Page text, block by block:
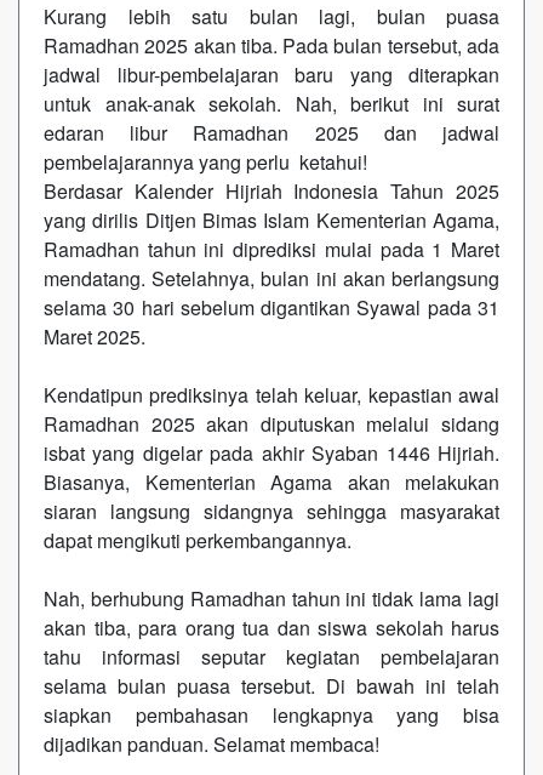
Kurang lebih satu bulan lagi, bulan puasa
Ramadhan 2025 akan tiba. Pada bulan tersebut, ada
jadwal libur-pembelajaran baru yang diterapkan
untuk anak-anak sekolah. Nah, berikut ini surat
edaran libur Ramadhan 2025 dan jadwal
pembelajarannya yang perlu ketahui!
Berdasar Kalender Hijriah Indonesia Tahun 2025
yang dirilis Ditjen Bimas Islam Kementerian Agama,
Ramadhan tahun ini diprediksi mulai pada 1 Maret
mendatang. Setelahnya, bulan ini akan berlangsung
selama 30 hari sebelum digantikan Syawal pada 31
Maret 2025.
Kendatipun prediksinya telah keluar, kepastian awal
Ramadhan 2025 akan diputuskan melalui sidang
isbat yang digelar pada akhir Syaban 1446 Hijriah.
Biasanya, Kementerian Agama akan melakukan
siaran langsung sidangnya sehingga masyarakat
dapat mengikuti perkembangannya.
Nah, berhubung Ramadhan tahun ini tidak lama lagi
akan tiba, para orang tua dan siswa sekolah harus
tahu informasi seputar kegiatan pembelajaran
selama bulan puasa tersebut. Di bawah ini telah
siapkan pembahasan lengkapnya yang bisa
dijadikan panduan. Selamat membaca!